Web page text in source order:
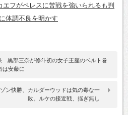
エフがペレスに苦戦を強いられるも判
体調不良を明かす
黒部三奈が修斗初の女子王座のベルト巻
は安藤に
ン快勝、カルダーウッドは気の毒な一
敗。ルケの接近戦、揺ぎ無し